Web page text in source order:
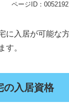
ページID：0052192
に入居が可能な
す。
の入居資格